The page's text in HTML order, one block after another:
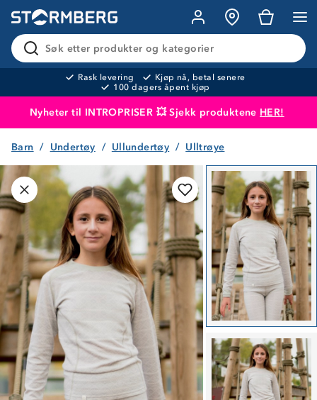
Søk etter produkter og kategorier
Rask levering
Kjøp nå, betal senere
100 dagers åpent kjøp
Nyheter til INTROPRISER 💥 Sjekk produktene HER!
Produktet er lagt i handlekurven Til kassen
Barn Undertøy Ullundertøy Ulltrøye